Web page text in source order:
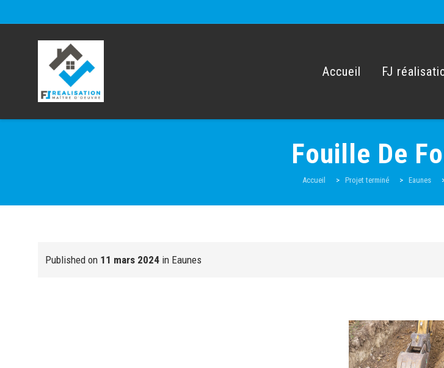
contentAccueil FJ
Fouille De
Accueil > Projet terminé > Eaunes
Published on 11 mars 2024 in Eaunes